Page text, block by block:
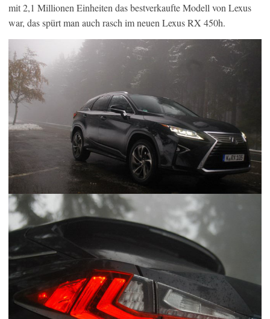
mit 2,1 Millionen Einheiten das bestverkaufte Modell von Lexus
war, das spürt man auch rasch im neuen Lexus RX 450h.